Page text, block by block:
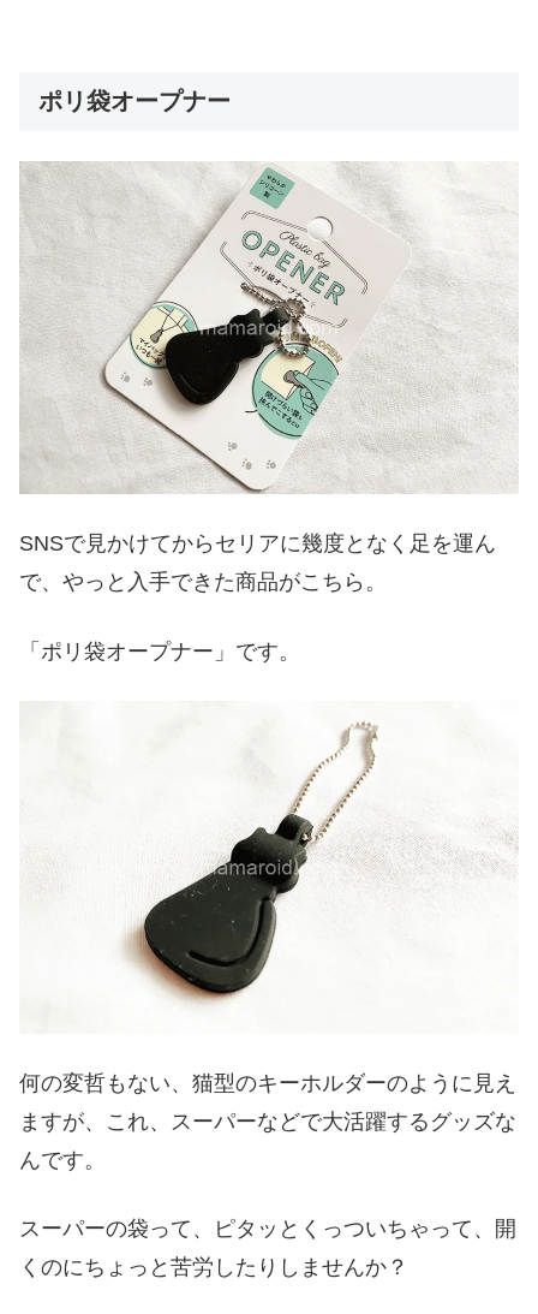
ポリ袋オープナー
SNSで見かけてからセリアに幾度となく足を運ん
で、やっと入手できた商品がこちら。
「ポリ袋オープナー」です。
何の変哲もない、猫型のキーホルダーのように見え
ますが、これ、スーパーなどで大活躍するグッズな
んです。
スーパーの袋って、ピタッとくっついちゃって、開
くのにちょっと苦労したりしませんか？